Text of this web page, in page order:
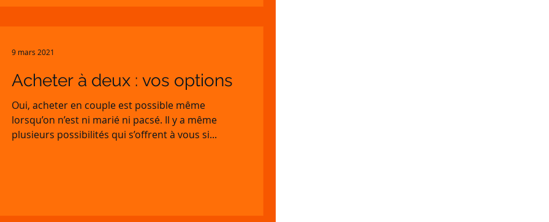
Acheter à deux : vos options
Oui, acheter en couple est possible même
lorsqu’on n’est ni marié ni pacsé. Il y a même
plusieurs possibilités qui s’offrent à vous si...
9 mars 2021